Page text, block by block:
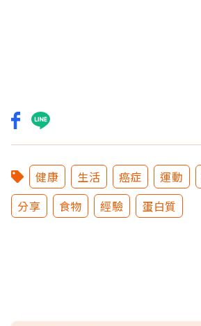
健康 生活 癌症 運動
分享
食物 經驗 蛋白質